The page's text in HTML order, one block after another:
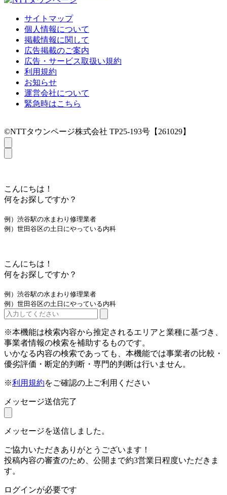
サイトマップ
個人情報について
掲載情報に関して
広告掲載のご案内
広告・サービス取扱い規約
利用規約
お知らせ
運営会社について
緊急時はこちら
©NTTタウンページ株式会社 TP25-193号【261029】
こんにちは！
何をお探しですか？
例）渋谷駅の水まわり修理業者
例）世田谷区の土日にやっている内科
こんにちは！
何をお探しですか？
例）渋谷駅の水まわり修理業者
例）世田谷区の土日にやっている内科
※本機能は検索内容から推定されるエリアと業種に基づき、
事業者情報の検索を補助するものです。
いかなる内容の検索であっても、本機能では事業者の比較・
優劣評価・断定的判断・専門的判断は行いません。
※利用規約をご確認の上ご利用ください
メッセージ送信完了
メッセージを送信しました。
ご協力いただきありがとうございます！
投稿内容の審査のため、公開まで約3営業日程度いただきま
す。
ログインが必要です